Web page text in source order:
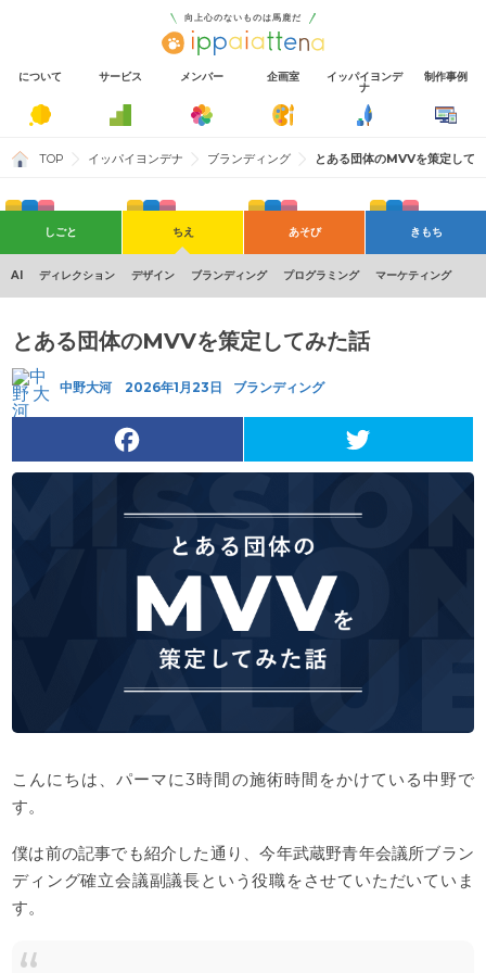
向上心のないものは馬鹿だ
について サービス メンバー 企画室 イッパイヨンデ
ナ
制作事例
TOP イッパイヨンデナ ブランディング とある団体のMVVを策定して
しごと
Shopify Wordpress 制作実績 自社サービス
ちえ
AI ディレクション デザイン ブランディング プログラミング マーケティング
あそび
そとでのあそび 社内イベント
きもち
おもい すき
とある団体のMVVを策定してみた話
中野大河 2026年1月23日 ブランディング
a
o
o
w
こんにちは、パーマに3時間の施術時間をかけている中野で
す。
僕は前の記事でも紹介した通り、今年武蔵野青年会議所ブラン
ディング確立会議副議長という役職をさせていただいていま
す。